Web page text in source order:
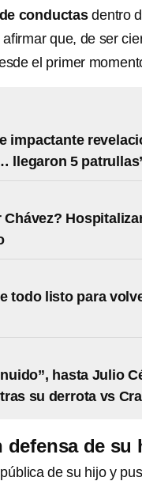
conductasdentro
que, de ser
el primer
impactante
llegaron 5
todo listo para
hasta Julio
su derrota vs
defensa de su
de su hijo y